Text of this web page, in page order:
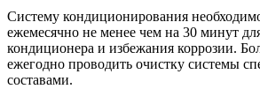
Систему кондиционирования
ежемесячно не менее чем на 30 минут
кондиционера и избежания коррозии.
ежегодно проводить очистку системы
составами.